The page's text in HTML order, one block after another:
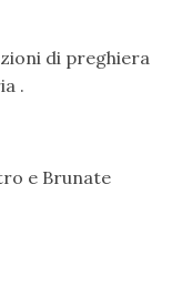
di preghiera
.
e Brunate